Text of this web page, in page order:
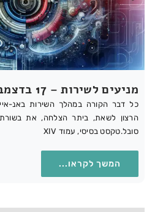
מניעים לשירות – 17 בדצמבר
כל דבר הקורה במהלך השירות באנ-איי
הרצון לשאת, ביתר הצלחה, את
סובל.טקסט בסיסי, עמוד XIV
המשך לקראו...